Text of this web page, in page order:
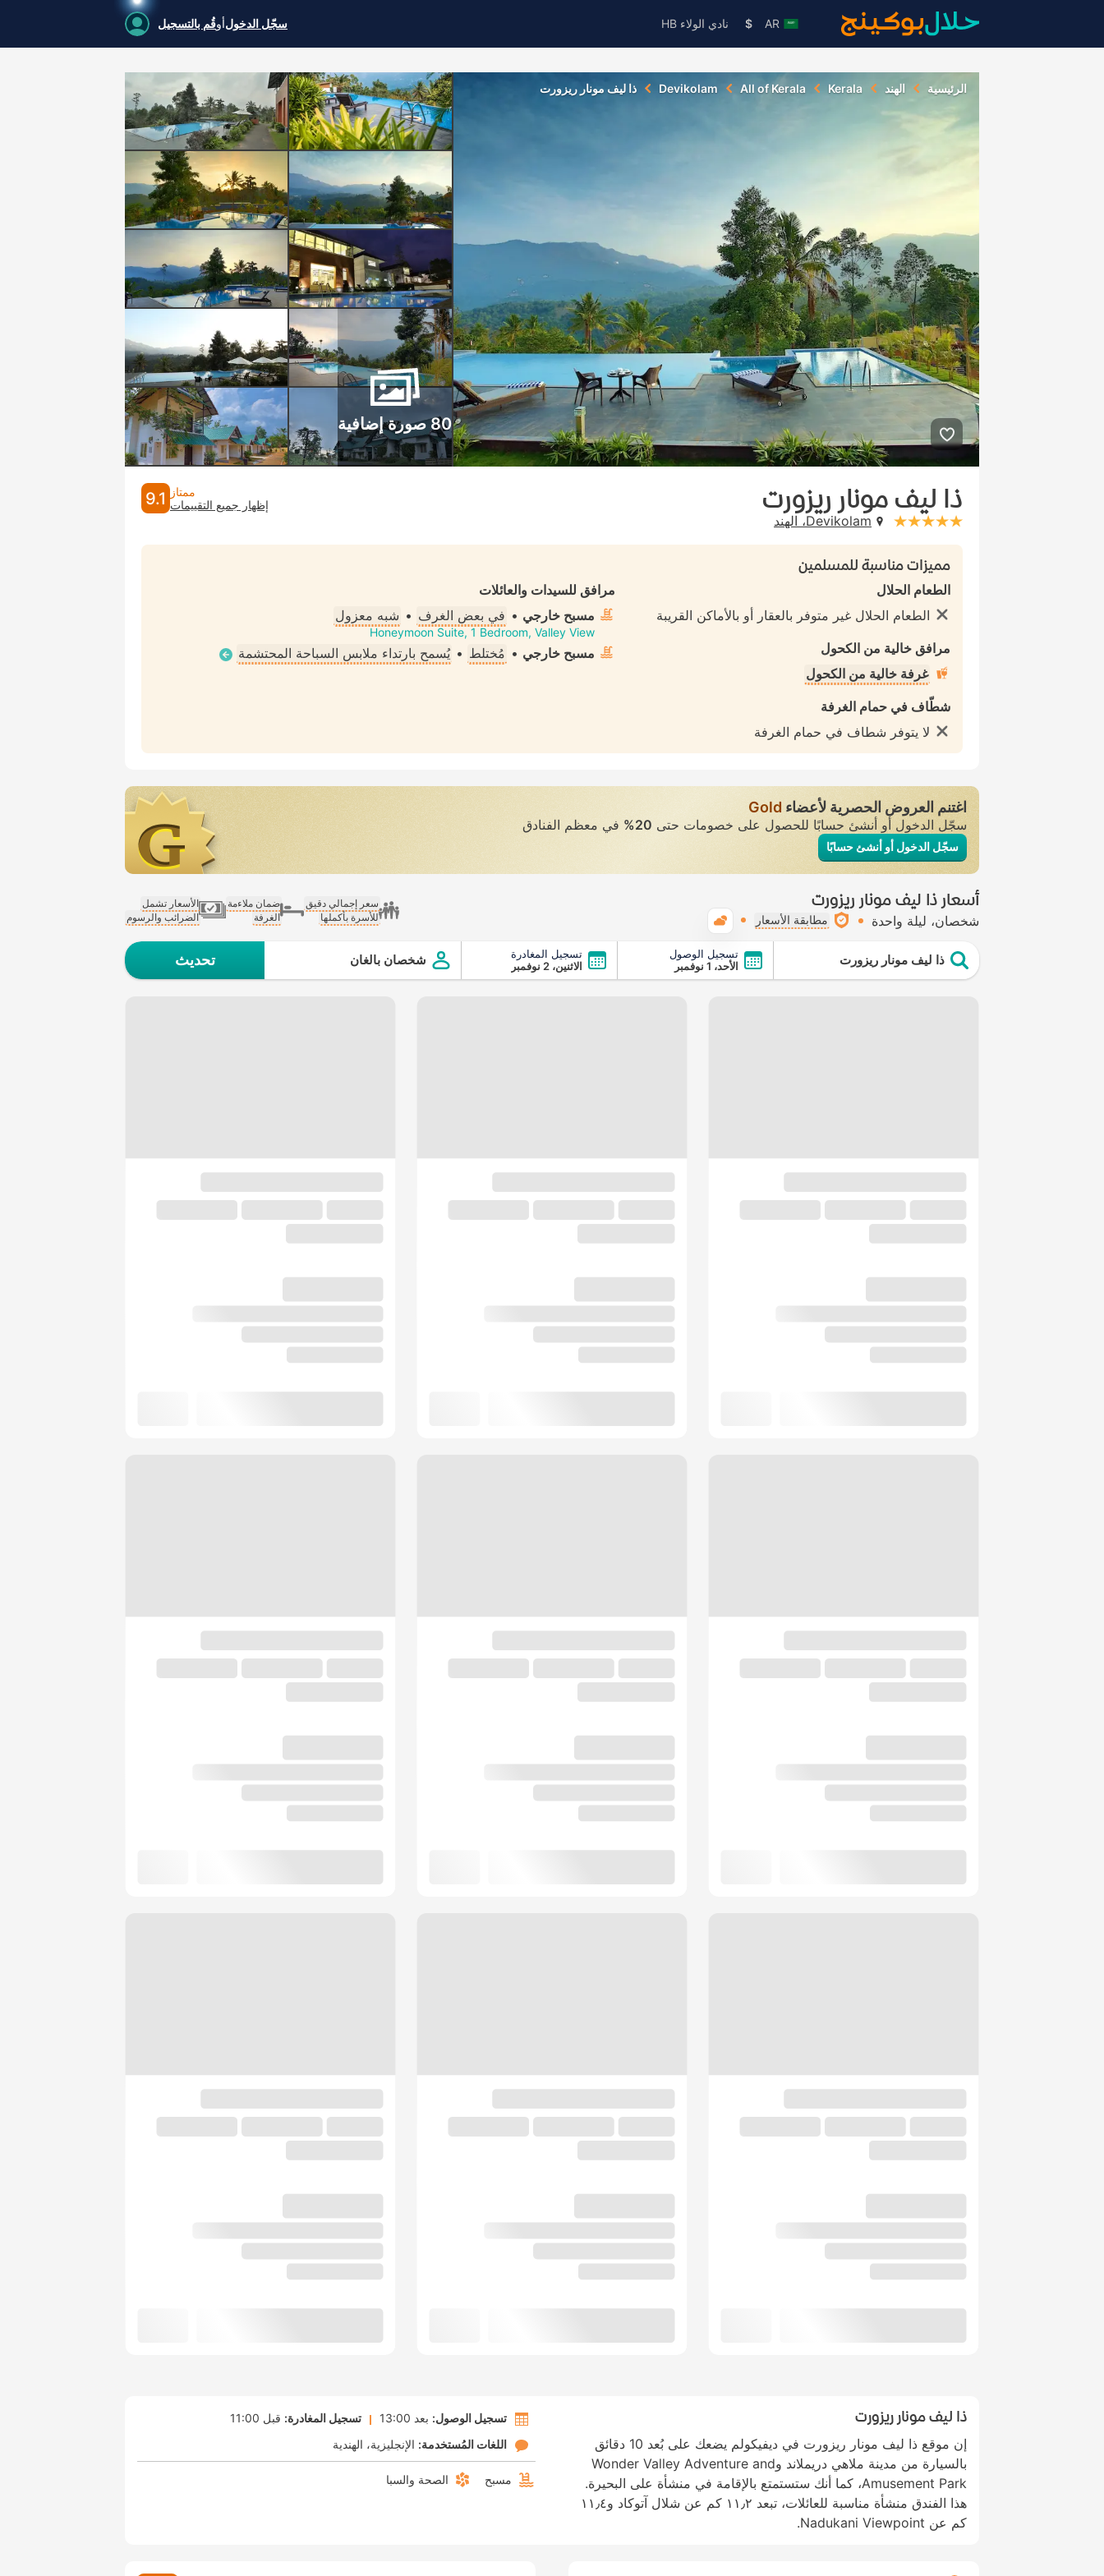
AR
$ نادي الولاء HB سجّل الدخولأوقُم بالتسجيل
الرئيسية الهند Kerala
All of Kerala
Devikolam ذا ليف مونار ريزورت
80 صورة إضافية
ذا ليف مونار ريزورت
stars: 5Devikolam، الهند
ممتاز
إظهار جميع التقييمات 9.1
مميزات مناسبة للمسلمين
الطعام الحلال
الطعام الحلال غير متوفر بالعقار أو بالأماكن القريبة
مرافق خالية من الكحول
غرفة خالية من الكحول
شطّاف في حمام الغرفة
لا يتوفر شطاف في حمام الغرفة
مرافق للسيدات والعائلات
مسبح خارجي • في بعض الغرف • شبه معزول
Honeymoon Suite, 1 Bedroom, Valley View
مسبح خارجي • مُختلط • يُسمح بارتداء ملابس السباحة المحتشمة
اغتنم العروض الحصرية لأعضاء Gold
سجّل الدخول أو أنشئ حسابًا للحصول على خصومات حتى 20% في معظم الفنادق
سجّل الدخول أو أنشئ حسابًا
أسعار ذا ليف مونار ريزورت
شخصان ليلة واحدة مطابقة الأسعار
سعر إجمالي دقيق
للأسرة بأكملها
ضمان ملاءمة
الغرفة
الأسعار تشمل
الضرائب والرسوم
ذا ليف مونار ريزورت
تسجيل الوصول
الأحد، 1 نوفمبر
تسجيل المغادرة
الاثنين، 2 نوفمبر
شخصان بالغان تحديث
ذا ليف مونار ريزورت
إن موقع ذا ليف مونار ريزورت في ديفيكولم يضعك على بُعد 10 دقائق
بالسيارة من مدينة ملاهي دريملاند وWonder Valley Adventure and
Amusement Park، كما أنك ستستمتع بالإقامة في منشأة على البحيرة.
هذا الفندق منشأة مناسبة للعائلات، تبعد ١١٫٢ كم عن شلال آتوكاد و١١٫٤
كم عن Nadukani Viewpoint.
تسجيل الوصول: بعد 13:00 تسجيل المغادرة: قبل 11:00
اللغات المُستخدمة: الإنجليزية الهندية
مسبح الصحة والسبا